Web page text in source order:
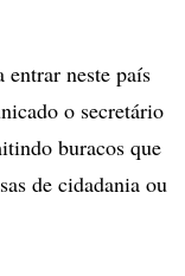
neste país
o secretário
buracos que
de cidadania ou